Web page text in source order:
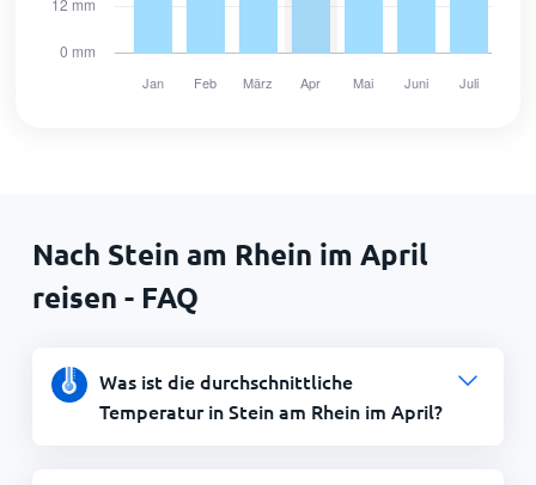
Nach Stein am Rhein im April
reisen - FAQ
Was ist die durchschnittliche
Temperatur in Stein am Rhein im April?